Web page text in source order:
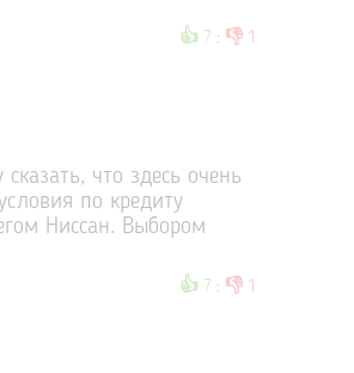
👍 7 : 👎 1
что здесь очень
по кредиту
Ниссан. Выбором
👍 7 : 👎 1